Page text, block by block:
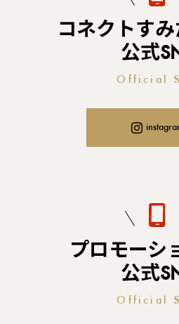
コネクトす
公式
Official
プロモーシ
公式
Official